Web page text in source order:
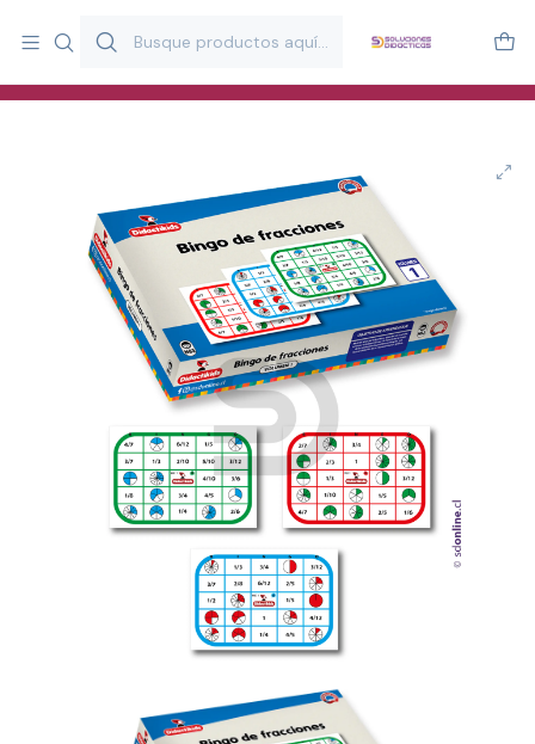
y estimulación infantil en Chile.
Especialistas en recursos educativos para aulas, terapeutas y